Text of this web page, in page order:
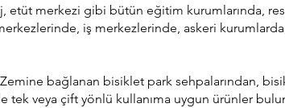
merkezi gibi bütün eğitim kurumlarında,
iş merkezlerinde, askeri
bağlanan bisiklet park sehpalarından,
veya çift yönlü kullanıma uygun ürünler